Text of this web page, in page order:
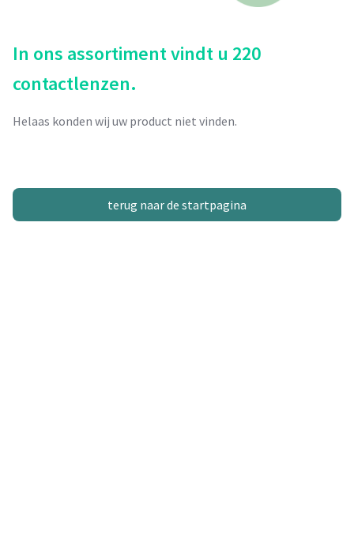
In ons assortiment vindt u 220
contactlenzen.
Helaas konden wij uw product niet vinden.
terug naar de startpagina